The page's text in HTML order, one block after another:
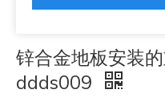
锌合金地板安装
ddds009